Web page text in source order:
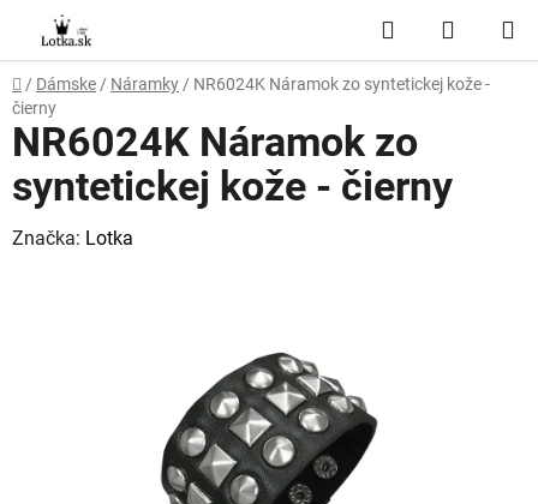
obsah
Hľadať
KOŠÍK
Domov
/ Dámske / Náramky / NR6024K Náramok zo syntetickej kože -
čierny
NR6024K Náramok zo
syntetickej kože - čierny
Značka: Lotka